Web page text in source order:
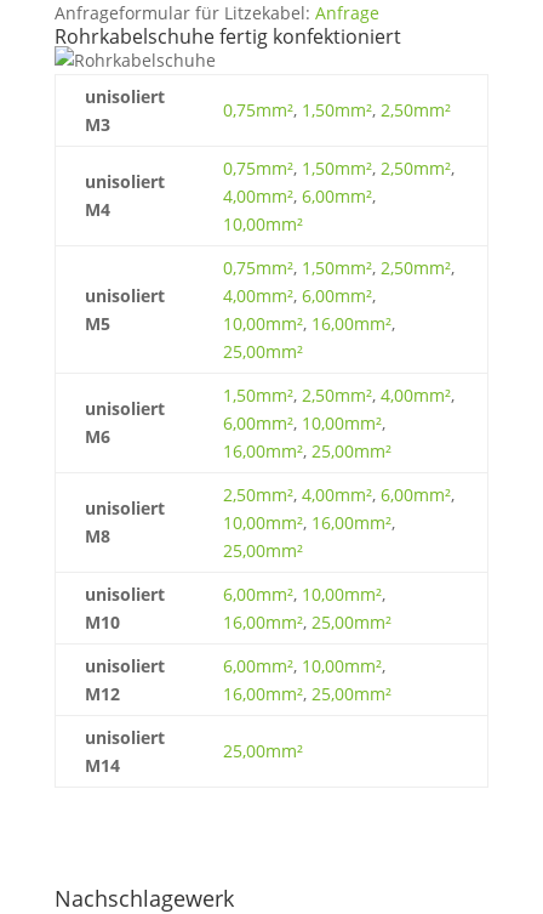
Anfrageformular für Litzekabel: Anfrage
Rohrkabelschuhe fertig konfektioniert
unisoliert
M3
0,75mm², 1,50mm², 2,50mm²
unisoliert
M4
0,75mm², 1,50mm², 2,50mm²,
4,00mm², 6,00mm²,
10,00mm²
unisoliert
M5
0,75mm², 1,50mm², 2,50mm²,
4,00mm², 6,00mm²,
10,00mm², 16,00mm²,
25,00mm²
unisoliert
M6
1,50mm², 2,50mm², 4,00mm²,
6,00mm², 10,00mm²,
16,00mm², 25,00mm²
unisoliert
M8
2,50mm², 4,00mm², 6,00mm²,
10,00mm², 16,00mm²,
25,00mm²
unisoliert
M10
6,00mm², 10,00mm²,
16,00mm², 25,00mm²
unisoliert
M12
6,00mm², 10,00mm²,
16,00mm², 25,00mm²
unisoliert
M14
25,00mm²
Nachschlagewerk